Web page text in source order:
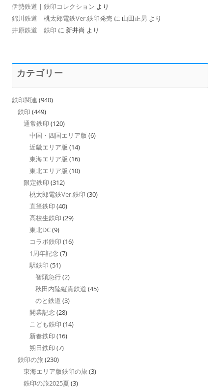
伊勢鉄道 | 鉄印コレクション より
錦川鉄道 桃太郎電鉄Ver.鉄印発売 に 山田正男 より
井原鉄道 鉄印 に 新井尚 より
カテゴリー
鉄印関連 (940)
鉄印 (449)
通常鉄印 (120)
中国・四国エリア版 (6)
近畿エリア版 (14)
東海エリア版 (16)
東北エリア版 (10)
限定鉄印 (312)
桃太郎電鉄Ver.鉄印 (30)
直筆鉄印 (40)
高校生鉄印 (29)
東北DC(9)
コラボ鉄印 (16)
1周年記念 (7)
駅鉄印 (51)
智頭急行(2)
秋田内陸縦貫鉄道 (45)
のと鉄道 (3)
開業記念 (28)
こども鉄印 (14)
新春鉄印 (16)
朔日鉄印 (7)
鉄印の旅 (230)
東海エリア版鉄印の旅 (3)
鉄印の旅2025夏 (3)